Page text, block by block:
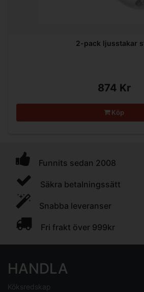
2-pack ljusstakar
874 Kr
Köp
Funnits sedan 2008
Säkra betalningssätt
Snabba leveranser
Fri frakt över 999kr
HANDLA
Köksredskap